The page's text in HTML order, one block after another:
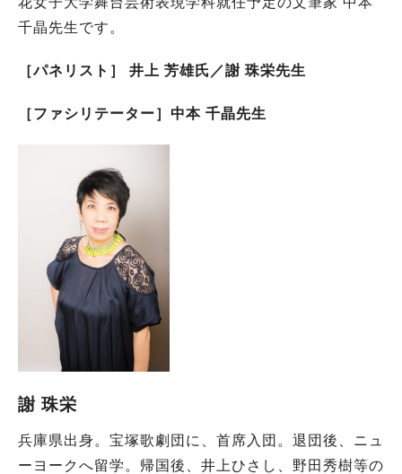
千晶先生です。
［パネリスト］ 井上 芳雄氏／謝 珠栄先生
［ファシリテーター］中本 千晶先生
謝 珠栄
兵庫県出身。宝塚歌劇団に、首席入団。退団後、ニュ
ーヨークへ留学。帰国後、井上ひさし、野田秀樹等の